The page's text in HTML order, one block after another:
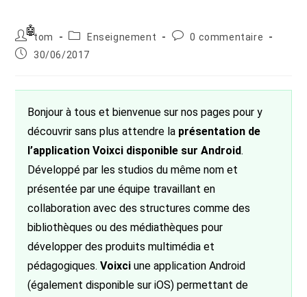
Auteur/autrice
de
la
tom
PostEnseignement
Commentaires
0 commentaire
Publication
30/06/2017
Bonjour à tous et bienvenue sur nos pages pour y
découvrir sans plus attendre la présentation de
l’application Voixci disponible sur Android.
Développé par les studios du même nom et
présentée par une équipe travaillant en
collaboration avec des structures comme des
bibliothèques ou des médiathèques pour
développer des produits multimédia et
pédagogiques.Voixci une application Android
(également disponible sur iOS) permettant de